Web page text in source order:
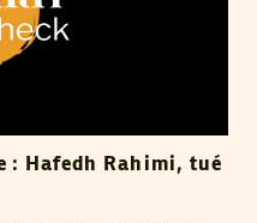
: Hafedh Rahimi, tué